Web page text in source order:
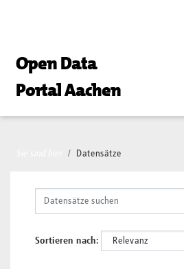
Open Data
Portal Aachen
Datensätze
Sortieren nach